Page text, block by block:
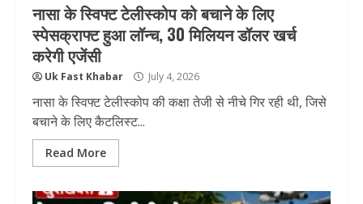
नासा के स्विफ्ट टेलीस्कोप को बचाने के लिए
स्पेसक्राफ्ट हुआ लॉन्च, 30 मिलियन डॉलर खर्च
करेगी एजेंसी
Uk Fast Khabar July 4, 2026
नासा के स्विफ्ट टेलीस्कोप की कक्षा तेजी से नीचे गिर रही थी, जिसे
बचाने के लिए कैटलिस्ट...
Read More